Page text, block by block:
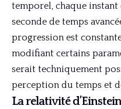
temporel, chaque
seconde de temps
progression est
modifiant certains
serait techniquement
perception du temps et
La relativité